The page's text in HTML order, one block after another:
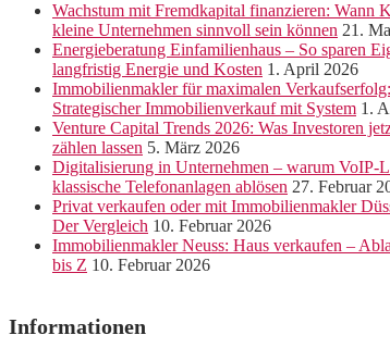
Wachstum mit Fremdkapital finanzieren: Wann
kleine Unternehmen sinnvoll sein können 21.
Energieberatung Einfamilienhaus – So sparen
langfristig Energie und Kosten 1. April 2026
Immobilienmakler für maximalen Verkaufserfolg:
Strategischer Immobilienverkauf mit System 1.
Venture Capital Trends 2026: Was Investoren
zählen lassen 5. März 2026
Digitalisierung in Unternehmen – warum VoIP-
klassische Telefonanlagen ablösen 27. Februar
Privat verkaufen oder mit Immobilienmakler
Der Vergleich 10. Februar 2026
Immobilienmakler Neuss: Haus verkaufen –
bis Z 10. Februar 2026
Informationen